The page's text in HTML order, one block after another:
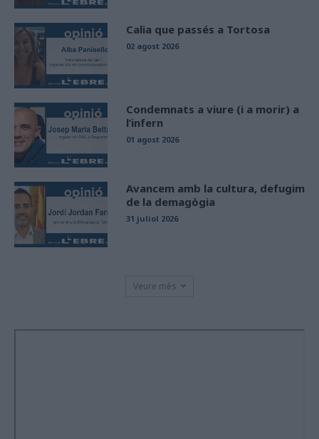
Calia que passés a Tortosa
02 agost 2026
Condemnats a viure (i a morir) a
l’infern
01 agost 2026
Avancem amb la cultura, defugim
de la demagògia
31 juliol 2026
Veure més